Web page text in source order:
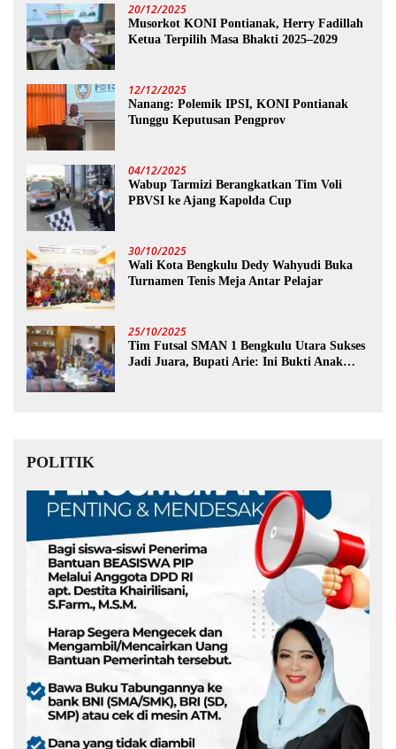
20/12/2025
Musorkot KONI Pontianak, Herry Fadillah
Ketua Terpilih Masa Bhakti 2025–2029
12/12/2025
Nanang: Polemik IPSI, KONI Pontianak
Tunggu Keputusan Pengprov
04/12/2025
Wabup Tarmizi Berangkatkan Tim Voli
PBVSI ke Ajang Kapolda Cup
30/10/2025
Wali Kota Bengkulu Dedy Wahyudi Buka
Turnamen Tenis Meja Antar Pelajar
25/10/2025
Tim Futsal SMAN 1 Bengkulu Utara Sukses
Jadi Juara, Bupati Arie: Ini Bukti Anak
POLITIK